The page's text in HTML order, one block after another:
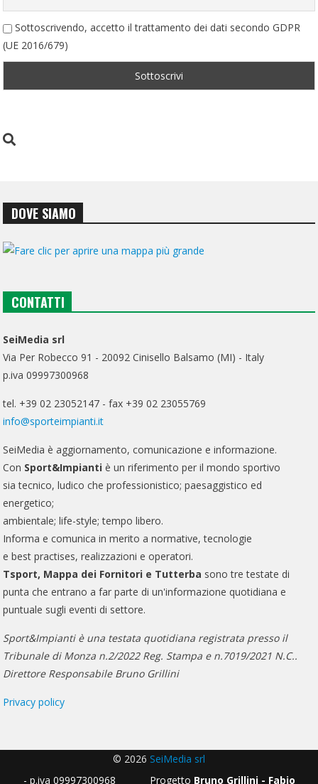
Sottoscrivendo, accetto il trattamento dei dati secondo GDPR
(UE 2016/679)
DOVE SIAMO
CONTATTI
SeiMedia srl
Via Per Robecco 91 - 20092 Cinisello Balsamo (MI) - Italy
p.iva 09997300968
tel. +39 02 23052147 - fax +39 02 23055769
info@sporteimpianti.it
SeiMedia è aggiornamento, comunicazione e informazione.
Con Sport&Impianti è un riferimento per il mondo sportivo
sia tecnico, ludico che professionistico; paesaggistico ed
energetico;
ambientale; life-style; tempo libero.
Informa e comunica in merito a normative, tecnologie
e best practises, realizzazioni e operatori.
Tsport, Mappa dei Fornitori e Tutterba sono tre testate di
punta che entrano a far parte di un'informazione quotidiana e
puntuale sugli eventi di settore.
Sport&Impianti è una testata quotidiana registrata presso il
Tribunale di Monza n.2/2022 Reg. Stampa e n.7019/2021 N.C..
Direttore Responsabile Bruno Grillini
Privacy policy
© 2026 SeiMedia srl
- p.iva 09997300968 Progetto Bruno Grillini - Fabio